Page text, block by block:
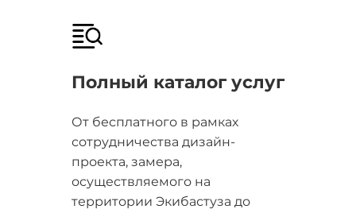
Полный каталог услуг
От бесплатного в рамках
сотрудничества дизайн-
проекта, замера,
осуществляемого на
территории Экибастуза до